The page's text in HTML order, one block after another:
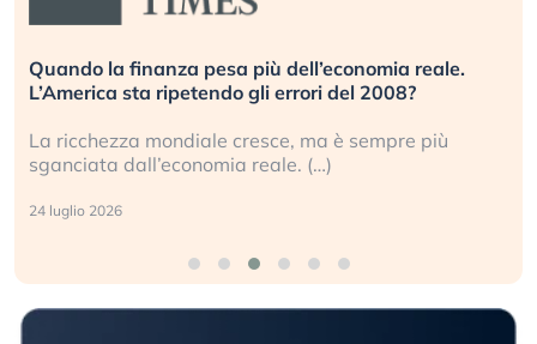
Quando la finanza pesa più dell’economia reale.
L’America sta ripetendo gli errori del 2008?
La ricchezza mondiale cresce, ma è sempre più
sganciata dall’economia reale. (…)
24 luglio 2026